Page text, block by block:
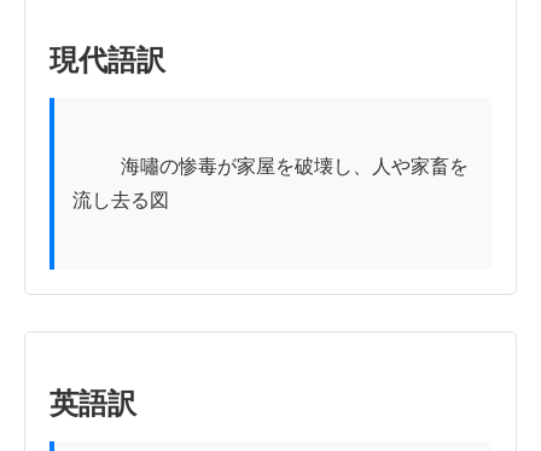
現代語訳
流し去る図
英語訳